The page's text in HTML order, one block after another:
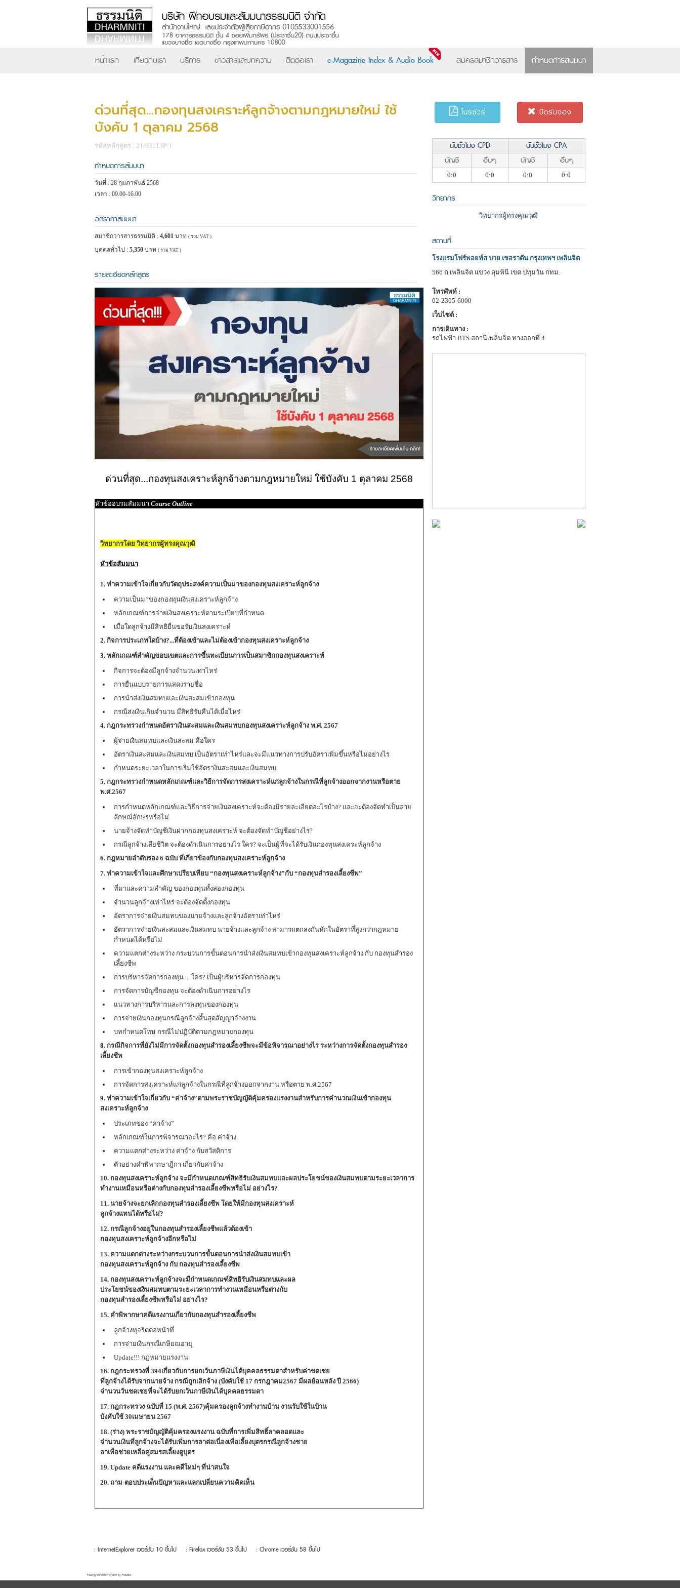
หน้าแรก เกี่ยวกับเรา บริการ ข่าวสารและบทความ ติดต่อเรา e-Magazine Index & Audio Book สมัครสมาชิกวารสาร กำหนดการสัมมนา
ด่วนที่สุด...กองทุนสงเคราะห์ลูกจ้างตามกฎหมายใหม่ ใช้
บังคับ 1 ตุลาคม 2568
รหัสหลักสูตร : 21/03113P/1
กำหนดการสัมมนา
วันที่ : 28 กุมภาพันธ์ 2568
เวลา : 09.00-16.00
อัตราค่าสัมมนา
สมาชิกวารสารธรรมนิติ : 4,601 บาท ( รวม VAT )
บุคคลทั่วไป : 5,350 บาท ( รวม VAT )
รายละเอียดหลักสูตร
ด่วนที่สุด...กองทุนสงเคราะห์ลูกจ้างตามกฎหมายใหม่ ใช้บังคับ 1 ตุลาคม 2568
หัวข้ออบรมสัมมนา Course Outline
วิทยากรโดย วิทยากรผู้ทรงคุณวุฒิ
หัวข้อสัมมนา
1. ทำความเข้าใจเกี่ยวกับวัตถุประสงค์ความเป็นมาของกองทุนสงเคราะห์ลูกจ้าง
ความเป็นมาของกองทุนเงินสงเคราะห์ลูกจ้าง
หลักเกณฑ์การจ่ายเงินสงเคราะห์ตามระเบียบที่กำหนด
เมื่อใดลูกจ้างมีสิทธิยื่นขอรับเงินสงเคราะห์
2. กิจการประเภทใดบ้าง?...ที่ต้องเข้าและไม่ต้องเข้ากองทุนสงเคราะห์ลูกจ้าง
3. หลักเกณฑ์สำคัญขอบเขตและการขึ้นทะเบียนการเป็นสมาชิกกองทุนสงเคราะห์
กิจการจะต้องมีลูกจ้างจำนวนเท่าไหร่
การยื่นแบบรายการแสดงรายชื่อ
การนำส่งเงินสมทบและเงินสะสมเข้ากองทุน
กรณีส่งเงินเกินจำนวน มีสิทธิรับคืนได้เมื่อไหร่
4. กฎกระทรวงกำหนดอัตราเงินสะสมและเงินสมทบกองทุนสงเคราะห์ลูกจ้าง พ.ศ. 2567
ผู้จ่ายเงินสมทบและเงินสะสม คือใคร
อัตราเงินสะสมและเงินสมทบ เป็นอัตราเท่าไหร่และจะมีแนวทางการปรับอัตราเพิ่มขึ้นหรือไม่อย่างไร
กำหนดระยะเวลาในการเริ่มใช้อัตรางินสะสมและเงินสมทบ
5. กฎกระทรวงกำหนดหลักเกณฑ์และวิธีการจัดการสงเคราะห์แก่ลูกจ้างในกรณีที่ลูกจ้างออกจากงานหรือตาย
พ.ศ.2567
การกำหนดหลักเกณฑ์และวิธีการจ่ายเงินสงเคราะห์จะต้องมีรายละเอียดอะไรบ้าง? และจะต้องจัดทำเป็นลาย
ลักษณ์อักษรหรือไม่
นายจ้างจัดทำบัญชีเงินฝากกองทุนสงเคราะห์ จะต้องจัดทำบัญชีอย่างไร?
กรณีลูกจ้างเสียชีวิต จะต้องดำเนินการอย่างไร ใคร? จะเป็นผู้ที่จะได้รับเงินกองทุนสงเคระห์ลูกจ้าง
6. กฎหมายลำดับรอง 6 ฉบับ ที่เกี่ยวข้องกับกองทุนสงเคราะห์ลูกจ้าง
7. ทำความเข้าใจและศึกษาเปรียบเทียบ “กองทุนสงเคราะห์ลูกจ้าง”กับ “กองทุนสำรองเลี้ยงชีพ”
ที่มาและความสำคัญ ของกองทุนทั้งสองกองทุน
จำนวนลูกจ้างเท่าไหร่ จะต้องจัดตั้งกองทุน
อัตราการจ่ายเงินสมทบของนายจ้างและลูกจ้างอัตราเท่าไหร่
อัตราการจ่ายเงินสะสมและเงินสมทบ นายจ้างและลูกจ้าง สามารถตกลงกันหักในอัตราที่สูงกว่ากฎหมาย
กำหนดได้หรือไม่
ความแตกต่างระหว่าง กระบวนการขั้นตอนการนำส่งเงินสมทบเข้ากองทุนสงเคราะห์ลูกจ้าง กับ กองทุนสำรอง
เลี้ยงชีพ
การบริหารจัดการกองทุน ... ใคร? เป็นผู้บริหารจัดการกองทุน
การจัดการบัญชีกองทุน จะต้องดำเนินการอย่างไร
แนวทางการบริหารและการลงทุนของกองทุน
การจ่ายเงินกองทุนกรณีลูกจ้างสิ้นสุดสัญญาจ้างงาน
บทกำหนดโทษ กรณีไม่ปฏิบัติตามกฎหมายกองทุน
8. กรณีกิจการที่ยังไม่มีการจัดตั้งกองทุนสำรองเลี้ยงชีพจะมีข้อพิจารณาอย่างไร ระหว่างการจัดตั้งกองทุนสำรอง
เลี้ยงชีพ
การเข้ากองทุนสงเคราะห์ลูกจ้าง
การจัดการสงเคราะห์แก่ลูกจ้างในกรณีที่ลูกจ้างออกจากงาน หรือตาย พ.ศ.2567
9. ทำความเข้าใจเกี่ยวกับ “ค่าจ้าง”ตามพระราชบัญญัติคุ้มครองแรงงานสำหรับการคำนวณเงินเข้ากองทุน
สงเคราะห์ลูกจ้าง
ประเภทของ “ค่าจ้าง”
หลักเกณฑ์ในการพิจารณาอะไร? คือ ค่าจ้าง
ความแตกต่างระหว่าง ค่าจ้าง กับสวัสดิการ
ตัวอย่างคำพิพากษาฎีกา เกี่ยวกับค่าจ้าง
10. กองทุนสงเคราะห์ลูกจ้าง จะมีกำหนดเกณฑ์สิทธิรับเงินสมทบและผลประโยชน์ของเงินสมทบตามระยะเวลาการ
ทำงานเหมือนหรือต่างกับกองทุนสำรองเลี้ยงชีพหรือไม่ อย่างไร?
11. นายจ้างจะยกเลิกกองทุนสำรองเลี้ยงชีพ โดยให้มีกองทุนสงเคราะห์
ลูกจ้างแทนได้หรือไม่?
12. กรณีลูกจ้างอยู่ในกองทุนสำรองเลี้ยงชีพแล้วต้องเข้า
กองทุนสงเคราะห์ลูกจ้างอีกหรือไม่
13. ความแตกต่างระหว่างกระบวนการขั้นตอนการนำส่งเงินสมทบเข้า
กองทุนสงเคราะห์ลูกจ้าง กับ กองทุนสำรองเลี้ยงชีพ
14. กองทุนสงเคราะห์ลูกจ้างจะมีกำหนดเกณฑ์สิทธิรับเงินสมทบและผล
ประโยชน์ของเงินสมทบตามระยะเวลาการทำงานเหมือนหรือต่างกับ
กองทุนสำรองเลี้ยงชีพหรือไม่ อย่างไร?
15. คำพิพากษาคดีแรงงานเกี่ยวกับกองทุนสำรองเลี้ยงชีพ
ลูกจ้างทุจริตต่อหน้าที่
การจ่ายเงินกรณีเกษียณอายุ
Update!!! กฎหมายแรงงาน
16. กฎกระทรวงที่ 394เกี่ยวกับการยกเว้นภาษีเงินได้บุคคลธรรมดาสำหรับค่าชดเชย
ที่ลูกจ้างได้รับจากนายจ้าง กรณีถูกเลิกจ้าง (บังคับใช้ 17 กรกฎาคม2567 มีผลย้อนหลัง ปี 2566)
จำนวนวันชดเชยที่จะได้รับยกเว้นภาษีเงินได้บุคคลธรรมดา
17. กฎกระทรวง ฉบับที่ 15 (พ.ศ. 2567)คุ้มครองลูกจ้างทำงานบ้าน งานรับใช้ในบ้าน
บังคับใช้ 30เมษายน 2567
18. (ร่าง) พระราชบัญญัติคุ้มครองแรงงาน ฉบับที่การเพิ่มสิทธิ์ลาคลอดและ
จำนวนเงินที่ลูกจ้างจะได้รับเพิ่มการลาต่อเนื่องเพื่อเลี้ยงบุตรกรณีลูกจ้างชาย
ลาเพื่อช่วยเหลือคู่สมรสเลี้ยงดูบุตร
19. Update คดีแรงงาน และคดีใหม่ๆ ที่น่าสนใจ
20. ถาม-ตอบประเด็นปัญหาและแลกเปลี่ยนความคิดเห็น
โบรชัวร์ ปิดรับจอง
นับชั่วโมง CPD
นับชั่วโมง CPA
บัญชี
อื่นๆ บัญชี อื่นๆ
0:0 0:0 0:0 0:0
วิทยากร
วิทยากรผู้ทรงคุณวุฒิ
สถานที่
โรงแรมโฟร์พอยท์ส บาย เชอราตัน กรุงเทพฯ เพลินจิต
566 ถ.เพลินจิต แขวง ลุมพินี เขต ปทุมวัน กทม.
โทรศัพท์ :
02-2305-6000
เว็บไซต์ :
การเดินทาง :
รถไฟฟ้า BTS สถานีเพลินจิต ทางออกที่ 4
: InternetExplorer เวอร์ชั่น 10 ขึ้นไป : Firefox เวอร์ชั่น 53 ขึ้นไป : Chrome เวอร์ชั่น 58 ขึ้นไป
FaLang translation system by Faboba